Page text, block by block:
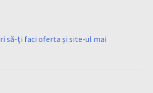
să-ți faci oferta și site-ul mai